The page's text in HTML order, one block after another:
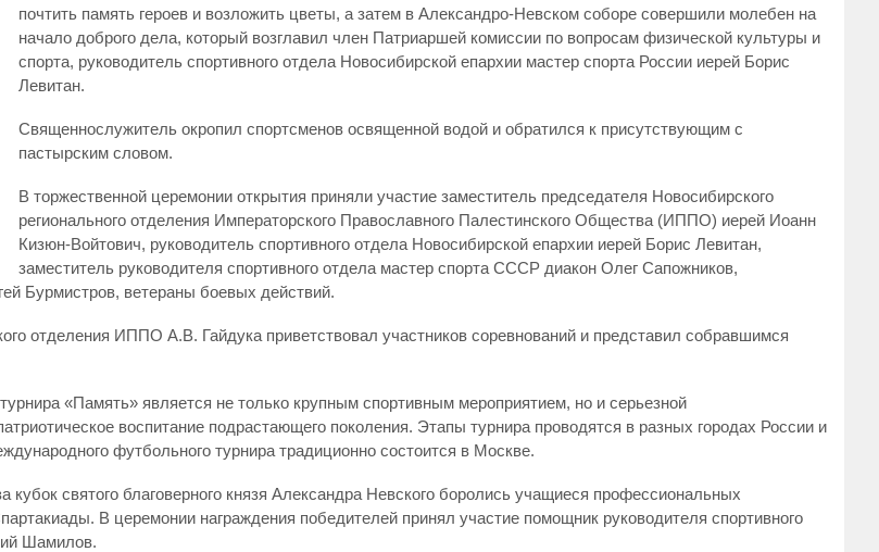
почтить память героев и возложить цветы, а затем в Александро-Невском соборе совершили молебен на
начало доброго дела, который возглавил член Патриаршей комиссии по вопросам физической культуры и
спорта, руководитель спортивного отдела Новосибирской епархии мастер спорта России иерей Борис
Левитан.
Священнослужитель окропил спортсменов освященной водой и обратился к присутствующим с
пастырским словом.
В торжественной церемонии открытия приняли участие заместитель председателя Новосибирского
регионального отделения Императорского Православного Палестинского Общества (ИППО) иерей Иоанн
Кизюн-Войтович, руководитель спортивного отдела Новосибирской епархии иерей Борис Левитан,
заместитель руководителя спортивного отдела мастер спорта СССР диакон Олег Сапожников,
Бурмистров, ветераны боевых действий.
отделения ИППО А.В. Гайдука приветствовал участников соревнований и представил собравшимся
«Память» является не только крупным спортивным мероприятием, но и серьезной
воспитание подрастающего поколения. Этапы турнира проводятся в разных городах России и
футбольного турнира традиционно состоится в Москве.
святого благоверного князя Александра Невского боролись учащиеся профессиональных
В церемонии награждения победителей принял участие помощник руководителя спортивного
Шамилов.